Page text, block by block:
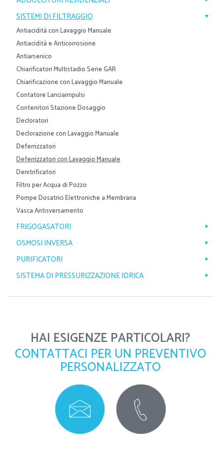
SISTEMI DI FILTRAGGIO
Antiacidità con Lavaggio Manuale
Antiacidità e Anticorrosione
Antiarsenico
Chiarificatori Multistadio Serie GAR
Chiarificazione con Lavaggio Manuale
Contatore Lanciaimpulsi
Contenitori Stazione Dosaggio
Decloratori
Declorazione con Lavaggio Manuale
Deferrizzatori
Deferrizzatori con Lavaggio Manuale
Denitrificatori
Filtro per Acqua di Pozzo
Pompe Dosatrici Elettroniche a Membrana
Vasca Antisversamento
FRIGOGASATORI
OSMOSI INVERSA
PURIFICATORI
SISTEMA DI PRESSURIZZAZIONE IDRICA
HAI ESIGENZE PARTICOLARI?
CONTATTACI PER UN PREVENTIVO
PERSONALIZZATO